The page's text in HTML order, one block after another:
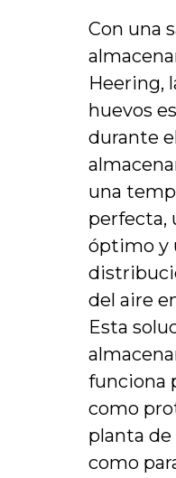
Con una
Heering,
huevos
durante
una
perfecta,
óptimo y
del aire
Esta
funciona
como
planta de
como